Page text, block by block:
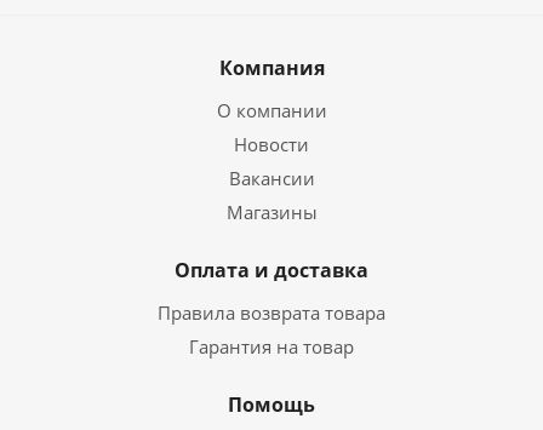
Компания
О компании
Новости
Вакансии
Магазины
Оплата и доставка
Правила возврата товара
Гарантия на товар
Помощь